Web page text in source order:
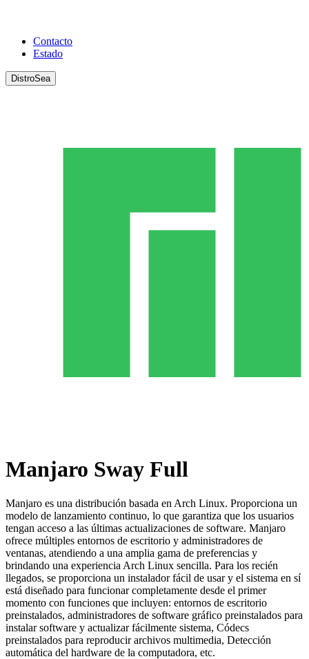
Contacto
Estado
DistroSea
Manjaro Sway Full
Manjaro es una distribución basada en Arch Linux. Proporciona un
modelo de lanzamiento continuo, lo que garantiza que los usuarios
tengan acceso a las últimas actualizaciones de software. Manjaro
ofrece múltiples entornos de escritorio y administradores de
ventanas, atendiendo a una amplia gama de preferencias y
brindando una experiencia Arch Linux sencilla. Para los recién
llegados, se proporciona un instalador fácil de usar y el sistema en sí
está diseñado para funcionar completamente desde el primer
momento con funciones que incluyen: entornos de escritorio
preinstalados, administradores de software gráfico preinstalados para
instalar software y actualizar fácilmente sistema, Códecs
preinstalados para reproducir archivos multimedia, Detección
automática del hardware de la computadora, etc.